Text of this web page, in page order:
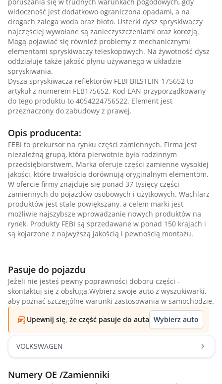
widoczność jest dodatkowo ograniczona opadami, a na
drogach zalega woda oraz błoto. Usterki dysz spryskiwaczy
najczęściej wywołane są zanieczyszczeniami oraz korozją.
Mogą pojawiać się również problemy z mechanicznymi
elementami spryskiwaczy teleskopowych. Na żywotność dysz
oddziałuje także jakość płynu używanego w układzie
spryskiwania.
Dysza spryskiwacza reflektorów FEBI BILSTEIN 175652 to
artykuł z numerem FEB175652. Kod EAN przyporządkowany
do tego produktu to 4054224756522. Element jest
przeznaczony do zabudowy z prawej.
Opis producenta:
FEBI to prekursor na rynku części zamiennych. Firma jest
niezależną grupą, która pierwotnie była rodzinnym
przedsiębiorstwem. Marka oferuje części zamienne wysokiej
jakości, które trwałością dorównują oryginalnym elementom.
W ofercie firmy znajduje się ponad 37 tysięcy części
zamiennych do pojazdów osobowych i użytkowych. Wachlarz
produktów jest stale powiększany, a celem marki jest
możliwie najszybsze wprowadzanie nowych produktów na
rynek. Produkty FEBI są sprzedawane w ponad 150 krajach i
są kojarzone z najwyższą jakością i pewnością montażu.
Pasuje do pojazdu
Jeżeli nie jesteś pewny poprawności doboru części -
skontaktuj się z obsługą.Wybierz swoje auto z wyszukiwarki,
aby poznać szczególne warunki zastosowania w samochodzie.
Upewnij się, że część pasuje do auta Wybierz auto
VOLKSWAGEN
Numery OE /Zamienniki